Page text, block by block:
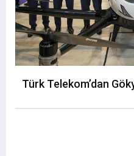
Türk Telekom’dan